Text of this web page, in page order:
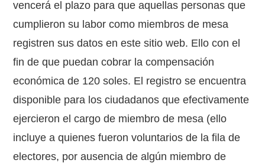
vencerá el plazo para que aquellas personas que
cumplieron su labor como miembros de mesa
registren sus datos en este sitio web. Ello con el
fin de que puedan cobrar la compensación
económica de 120 soles. El registro se encuentra
disponible para los ciudadanos que efectivamente
ejercieron el cargo de miembro de mesa (ello
incluye a quienes fueron voluntarios de la fila de
electores, por ausencia de algún miembro de